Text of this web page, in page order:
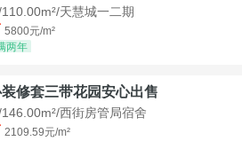
天慧城一二期
5800元/m²
两年
修套三带花园安心出售
西街房管局宿舍
2109.59元/m²